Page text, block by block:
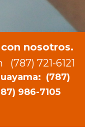
nosotros.
(787) 721-6121
(787)
986-7105